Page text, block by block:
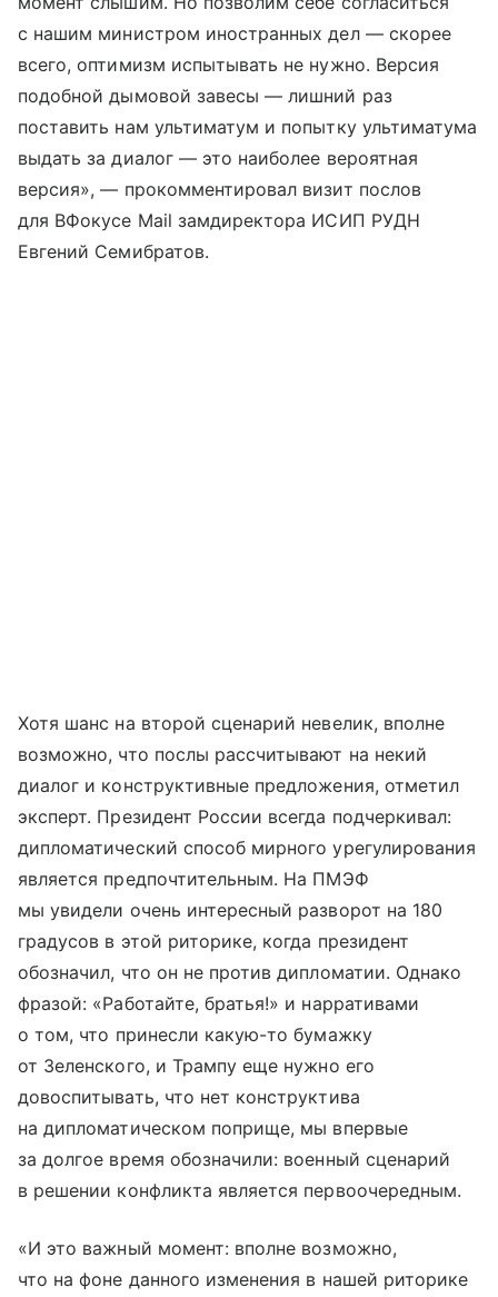
с нашим министром иностранных дел — скорее
всего, оптимизм испытывать не нужно. Версия
подобной дымовой завесы — лишний раз
поставить нам ультиматум и попытку ультиматума
выдать за диалог — это наиболее вероятная
версия», — прокомментировал визит послов
для ВФокусе Mail замдиректора ИСИП РУДН
Евгений Семибратов.
Хотя шанс на второй сценарий невелик, вполне
возможно, что послы рассчитывают на некий
диалог и конструктивные предложения, отметил
эксперт. Президент России всегда подчеркивал:
дипломатический способ мирного урегулирования
является предпочтительным. На ПМЭФ
мы увидели очень интересный разворот на 180
градусов в этой риторике, когда президент
обозначил, что он не против дипломатии. Однако
фразой: «Работайте, братья!» и нарративами
о том, что принесли какую-то бумажку
от Зеленского, и Трампу еще нужно его
довоспитывать, что нет конструктива
на дипломатическом поприще, мы впервые
за долгое время обозначили: военный сценарий
в решении конфликта является первоочередным.
«И это важный момент: вполне возможно,
что на фоне данного изменения в нашей риторике